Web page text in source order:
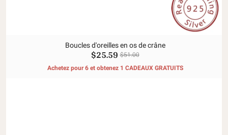
Boucles d'oreilles en os de crâne
$25.59 $51.00
Achetez pour 6 et obtenez 1 CADEAUX GRATUITS